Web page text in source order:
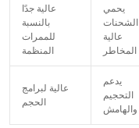
يحمي
الشحنات
عالية
المخاطر
عالية جدًا
بالنسبة
للممرات
المنظمة
يدعم
التحجيم
والهامش
عالية لبرامج
الحجم